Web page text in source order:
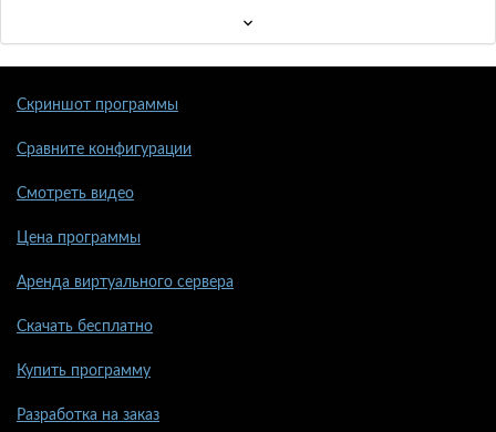
Скриншот программы
Сравните конфигурации
Смотреть видео
Цена программы
Аренда виртуального сервера
Скачать бесплатно
Купить программу
Разработка на заказ